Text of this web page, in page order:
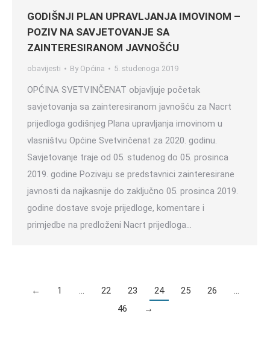
GODIŠNJI PLAN UPRAVLJANJA IMOVINOM –
POZIV NA SAVJETOVANJE SA
ZAINTERESIRANOM JAVNOŠĆU
obavijesti By Općina 5. studenoga 2019
OPĆINA SVETVINČENAT objavljuje početak
savjetovanja sa zainteresiranom javnošću za Nacrt
prijedloga godišnjeg Plana upravljanja imovinom u
vlasništvu Općine Svetvinčenat za 2020. godinu.
Savjetovanje traje od 05. studenog do 05. prosinca
2019. godine Pozivaju se predstavnici zainteresirane
javnosti da najkasnije do zaključno 05. prosinca 2019.
godine dostave svoje prijedloge, komentare i
primjedbe na predloženi Nacrt prijedloga…
← 1 … 22 23 24 25 26
…
46
→